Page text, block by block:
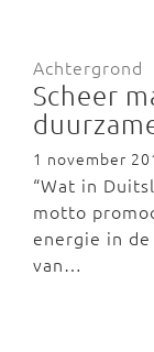
Achtergrond
Scheer
1 november
“Wat in
motto
energie in de
van…